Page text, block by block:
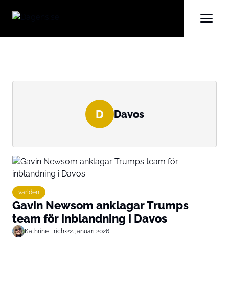
D Davos
världen
Gavin Newsom anklagar Trumps
team för inblandning i Davos
Kathrine Frich•22. januari 2026